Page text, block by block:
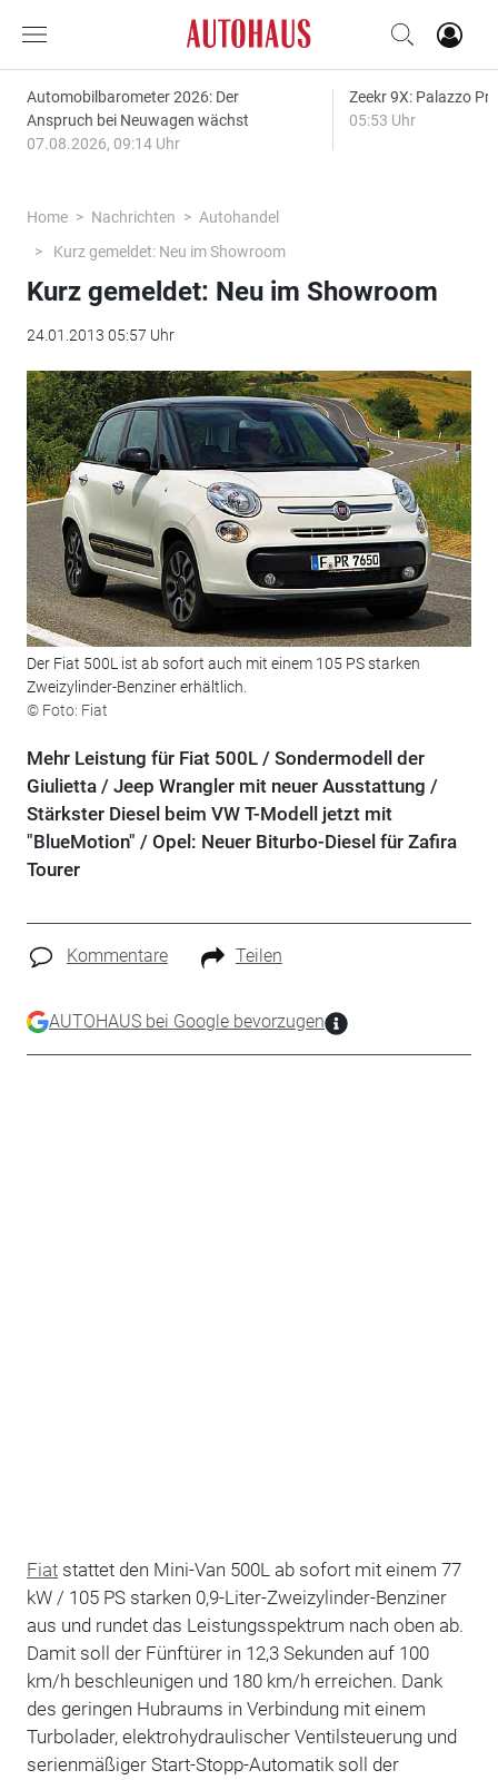
Automobilbarometer 2026: Der
Anspruch bei Neuwagen wächst
07.08.2026, 09:14 Uhr
Zeekr 9X: Palazzo
05:53 Uhr
Home Nachrichten
Autohandel
Kurz gemeldet: Neu im Showroom
Kurz gemeldet: Neu im Showroom
24.01.2013 05:57 Uhr
Der Fiat 500L ist ab sofort auch mit einem 105 PS starken
Zweizylinder-Benziner erhältlich.
© Foto: Fiat
Mehr Leistung für Fiat 500L / Sondermodell der
Giulietta / Jeep Wrangler mit neuer Ausstattung /
Stärkster Diesel beim VW T-Modell jetzt mit
"BlueMotion" / Opel: Neuer Biturbo-Diesel für Zafira
Tourer
Kommentare Teilen
AUTOHAUS bei Google bevorzugen
Fiatstattet den Mini-Van 500L ab sofort mit einem 77
kW / 105 PS starken 0,9-Liter-Zweizylinder-Benziner
aus und rundet das Leistungsspektrum nach oben ab.
Damit soll der Fünftürer in 12,3 Sekunden auf 100
km/h beschleunigen und 180 km/h erreichen. Dank
des geringen Hubraums in Verbindung mit einem
Turbolader, elektrohydraulischer Ventilsteuerung und
serienmäßiger Start-Stopp-Automatik soll der